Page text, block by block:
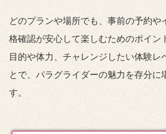
どのプランや場所でも、事前の予約や
格確認が安心して楽しむためのポイン
目的や体力、チャレンジしたい体験レ
とで、パラグライダーの魅力を存分に
す。